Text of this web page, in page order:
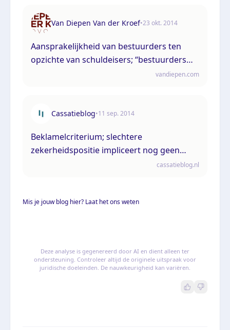
februari 2015, nr. 13/048
Van Diepen Van der Kroef•23 okt. 2014
Aansprakelijkheid van bestuurders ten
opzichte van schuldeisers; “bestuurders
kunnen weer iets rustiger slapen”vandiepen.com
Cassatieblog•11 sep. 2014
Beklamelcriterium; slechtere
zekerheidspositie impliceert nog geen
cassatieblog.nl
Mis je jouw blog hier? Laat het ons weten
Deze analyse is gegenereerd door AI en dient alleen ter
ondersteuning. Controleer altijd de originele uitspraak voor
juridische doeleinden. De nauwkeurigheid kan variëren.